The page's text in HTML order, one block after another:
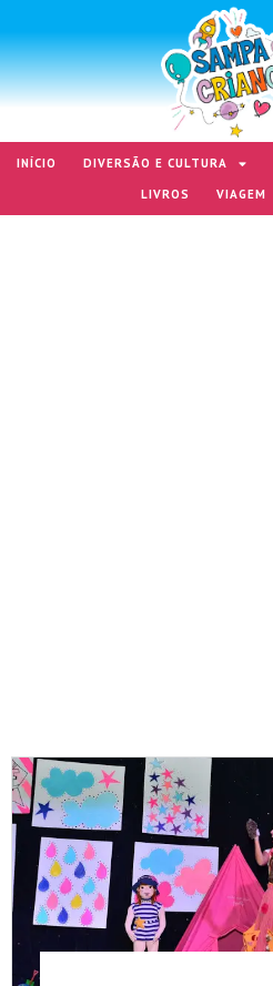
INÍCIO DIVERSÃO E CULTURA
LIVROS
VIAGEM